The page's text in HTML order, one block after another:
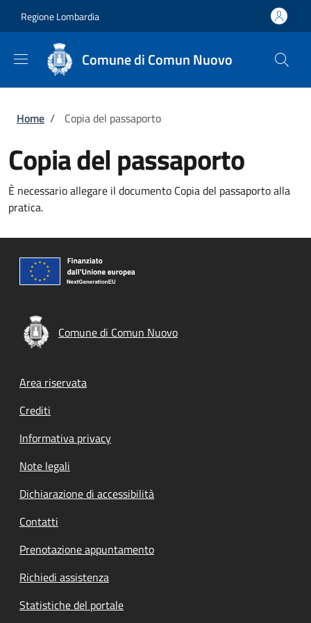
Regione Lombardia
Comune di Comun Nuovo
Briciole di pane
Home / Copia del passaporto
Copia del passaporto
È necessario allegare il documento Copia del passaporto alla
pratica.
Comune di Comun Nuovo
Footer menu
Area riservata
Crediti
Informativa privacy
Note legali
Dichiarazione di accessibilità
Contatti
Prenotazione appuntamento
Richiedi assistenza
Statistiche del portale